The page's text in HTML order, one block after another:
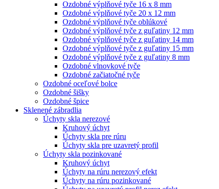
Ozdobné výplňové tyče 16 x 8 mm
Ozdobné výplňové tyče 20 x 12 mm
Ozdobné výplňové tyče oblúkové
Ozdobné výplňové tyče z guľatiny 12 mm
Ozdobné výplňové tyče z guľatiny 14 mm
Ozdobné výplňové tyče z guľatiny 15 mm
Ozdobné výplňové tyče z guľatiny 8 mm
Ozdobné vlnovkové tyče
Ozdobné začiatočné tyče
Ozdobné oceľové bolce
Ozdobné šišky
Ozdobné špice
Sklenené zábradlia
Úchyty skla nerezové
Kruhový úchyt
Úchyty skla pre rúru
Úchyty skla pre uzavretý profil
Úchyty skla pozinkované
Kruhový úchyt
Úchyty na rúru nerezový efekt
Úchyty na rúru pozinkované